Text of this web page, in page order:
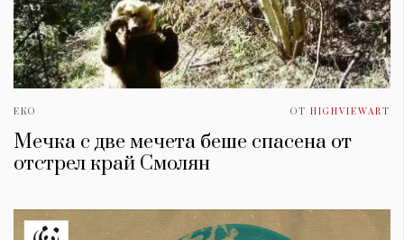
ЕКО ОТ HIGHVIEWART
Мечка с две мечета беше спасена от
отстрел край Смолян